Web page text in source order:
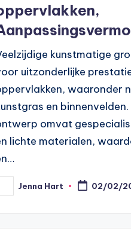
kunstmatige
uitzonderlijke
waaronder
en
omvat
lichte materialen,
Jenna Hart 02/02/